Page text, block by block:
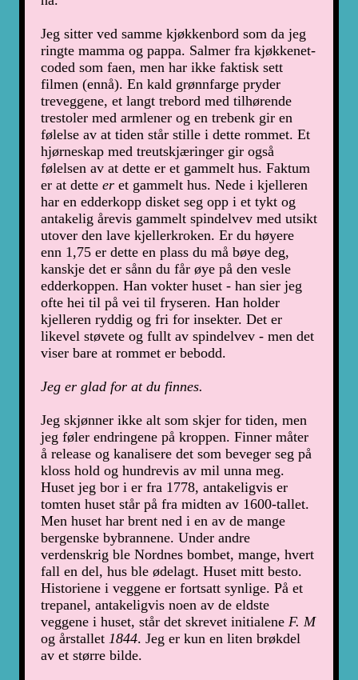
Jeg sitter ved samme kjøkkenbord som da jeg
ringte mamma og pappa. Salmer fra kjøkkenet-
coded som faen, men har ikke faktisk sett
filmen (ennå). En kald grønnfarge pryder
treveggene, et langt trebord med tilhørende
trestoler med armlener og en trebenk gir en
følelse av at tiden står stille i dette rommet. Et
hjørneskap med treutskjæringer gir også
følelsen av at dette er et gammelt hus. Faktum
er at dette eret gammelt hus. Nede i kjelleren
har en edderkopp disket seg opp i et tykt og
antakelig årevis gammelt spindelvev med utsikt
utover den lave kjellerkroken. Er du høyere
enn 1,75 er dette en plass du må bøye deg,
kanskje det er sånn du får øye på den vesle
edderkoppen. Han vokter huset - han sier jeg
ofte hei til på vei til fryseren. Han holder
kjelleren ryddig og fri for insekter. Det er
likevel støvete og fullt av spindelvev - men det
viser bare at rommet er bebodd.
Jeg er glad for at du finnes.
Jeg skjønner ikke alt som skjer for tiden, men
jeg føler endringene på kroppen. Finner måter
å release og kanalisere det som beveger seg på
kloss hold og hundrevis av mil unna meg.
Huset jeg bor i er fra 1778, antakeligvis er
tomten huset står på fra midten av 1600-tallet.
Men huset har brent ned i en av de mange
bergenske bybrannene. Under andre
verdenskrig ble Nordnes bombet, mange, hvert
fall en del, hus ble ødelagt. Huset mitt besto.
Historiene i veggene er fortsatt synlige. På et
trepanel, antakeligvis noen av de eldste
veggene i huset, står det skrevet initialene F. M
og årstallet 1844. Jeg er kun en liten brøkdel
av et større bilde.